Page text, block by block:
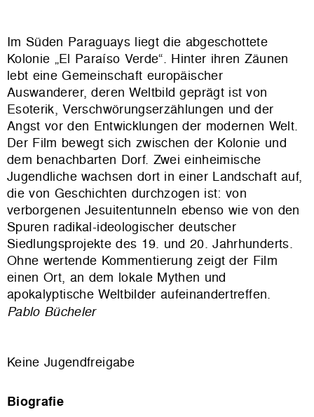
Im Süden Paraguays liegt die abgeschottete
Kolonie „El Paraíso Verde“. Hinter ihren Zäunen
lebt eine Gemeinschaft europäischer
Auswanderer, deren Weltbild geprägt ist von
Esoterik, Verschwörungserzählungen und der
Angst vor den Entwicklungen der modernen Welt.
Der Film bewegt sich zwischen der Kolonie und
dem benachbarten Dorf. Zwei einheimische
Jugendliche wachsen dort in einer Landschaft auf,
die von Geschichten durchzogen ist: von
verborgenen Jesuitentunneln ebenso wie von den
Spuren radikal-ideologischer deutscher
Siedlungsprojekte des 19. und 20. Jahrhunderts.
Ohne wertende Kommentierung zeigt der Film
einen Ort, an dem lokale Mythen und
apokalyptische Weltbilder aufeinandertreffen.
Pablo Bücheler
Keine Jugendfreigabe
Biografie